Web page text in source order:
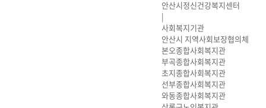
안산시정신건강복지센터
|
사회복지기관
안산시 지역사회보장협의체
본오종합사회복지관
부곡종합사회복지관
초지종합사회복지관
선부종합사회복지관
와동종합사회복지관